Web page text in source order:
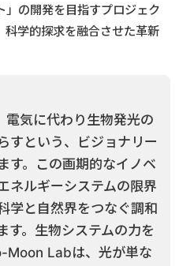
」の開発を目指すプロジェク
科学的探求を融合させた革新
電気に代わり生物発光の
すという、ビジョナリー
す。この画期的なイノベ
ネルギーシステムの限界
学と自然界をつなぐ調和
す。生物システムの力を
Moon Labは、光が単な